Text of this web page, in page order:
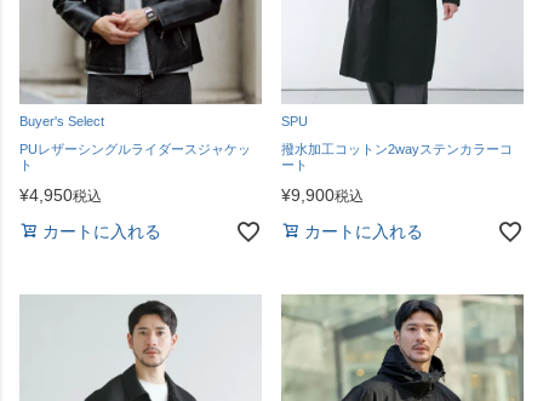
Buyer's Select
PUレザーシングルライダースジャケッ
ト
¥4,950税込
カートに入れる
SPU
撥水加工コットン2wayステンカラーコ
ート
¥9,900税込
カートに入れる